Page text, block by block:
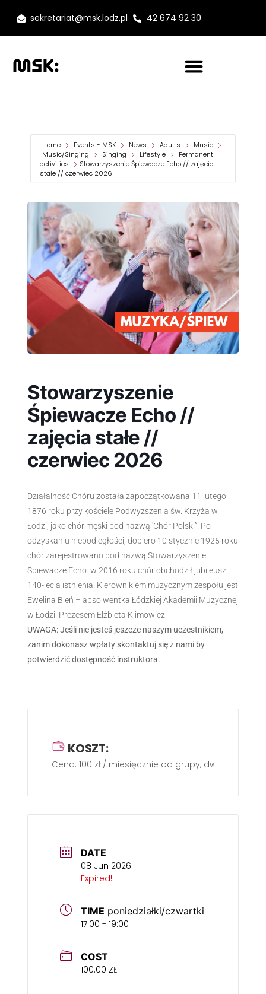
sekretariat@msk.lodz.pl 42 674 92 30
Home Events - MSK News Adults
Music
Music/Singing
Singing Lifestyle
Permanent
activities
Stowarzyszenie Śpiewacze Echo // zajęcia
stałe // czerwiec 2026
Stowarzyszenie
Śpiewacze Echo //
zajęcia stałe //
czerwiec 2026
Działalność Chóru została zapoczątkowana 11 lutego
1876 roku przy kościele Podwyższenia św. Krzyża w
Łodzi, jako chór męski pod nazwą 'Chór Polski”. Po
odzyskaniu niepodległości, dopiero 10 stycznie 1925 roku
chór zarejestrowano pod nazwą Stowarzyszenie
Śpiewacze Echo. w 2016 roku chór obchodził jubileusz
140-lecia istnienia. Kierownikiem muzycznym zespołu jest
Ewelina Bień – absolwentka Łódzkiej Akademii Muzycznej
w Łodzi. Prezesem Elżbieta Klimowicz.
UWAGA: Jeśli nie jesteś jeszcze naszym uczestnikiem,
zanim dokonasz wpłaty skontaktuj się z nami by
potwierdzić dostępność instruktora.
KOSZT:
Cena: 100 zł / miesięcznie od grupy, dwa razy w
DATE
08 Jun 2026
Expired!
TIME poniedziałki/czwartki
17:00 - 19:00
COST
100.00 ZŁ